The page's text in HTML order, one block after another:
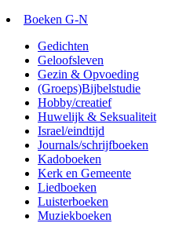
Boeken G-N
Gedichten
Geloofsleven
Gezin & Opvoeding
(Groeps)Bijbelstudie
Hobby/creatief
Huwelijk & Seksualiteit
Israel/eindtijd
Journals/schrijfboeken
Kadoboeken
Kerk en Gemeente
Liedboeken
Luisterboeken
Muziekboeken